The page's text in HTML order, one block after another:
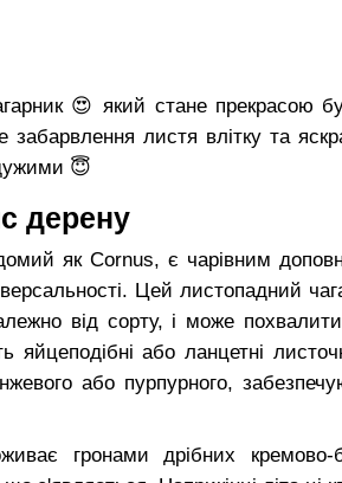
😍 який стане прекрасою
забарвлення листя влітку та
😇
дерену
як Cornus, є чарівним
Цей листопадний
від сорту, і може
яйцеподібні або ланцетні
або пурпурного,
гронами дрібних кремово-